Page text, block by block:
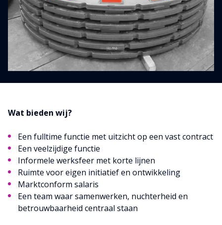
Wat bieden wij?
Een fulltime functie met uitzicht op een vast contract
Een veelzijdige functie
Informele werksfeer met korte lijnen
Ruimte voor eigen initiatief en ontwikkeling
Marktconform salaris
Een team waar samenwerken, nuchterheid en
betrouwbaarheid centraal staan